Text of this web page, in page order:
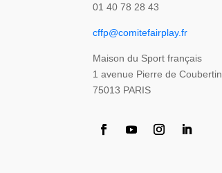
01 40 78 28 43
cffp@comitefairplay.fr
Maison du Sport français
1 avenue Pierre de Coubertin
75013 PARIS